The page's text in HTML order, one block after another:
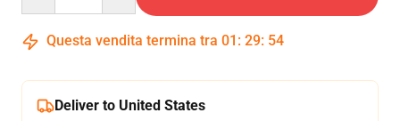
Questa vendita termina tra 01 : 29: 54
Deliver to United States